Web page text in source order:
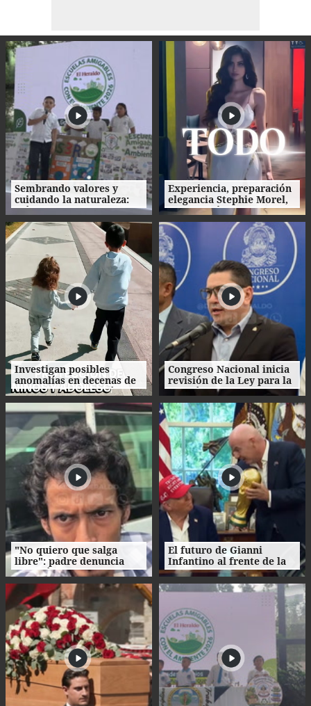
Sembrando valores y
cuidando la naturaleza:
así fue la clausura de las
Escuelas Amigables con el
Ambiente
Experiencia, preparación
elegancia Stephie Morel,
Miss Cortés va por la
corona de Miss Honduras
2026
Investigan posibles
anomalías en decenas de
procesos de adopción en
Honduras
Congreso Nacional inicia
revisión de la Ley para la
Gestión Integral de
Residuos en Honduras
"No quiero que salga
libre": padre denuncia
agresión de su propio
hijo en La Ceiba
El futuro de Gianni
Infantino al frente de la
FIFA enfrenta
cuestionamientos